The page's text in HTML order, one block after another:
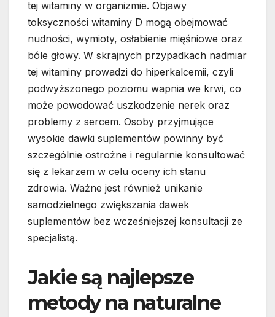
tej witaminy w organizmie. Objawy
toksyczności witaminy D mogą obejmować
nudności, wymioty, osłabienie mięśniowe oraz
bóle głowy. W skrajnych przypadkach nadmiar
tej witaminy prowadzi do hiperkalcemii, czyli
podwyższonego poziomu wapnia we krwi, co
może powodować uszkodzenie nerek oraz
problemy z sercem. Osoby przyjmujące
wysokie dawki suplementów powinny być
szczególnie ostrożne i regularnie konsultować
się z lekarzem w celu oceny ich stanu
zdrowia. Ważne jest również unikanie
samodzielnego zwiększania dawek
suplementów bez wcześniejszej konsultacji ze
specjalistą.
Jakie są najlepsze
metody na naturalne